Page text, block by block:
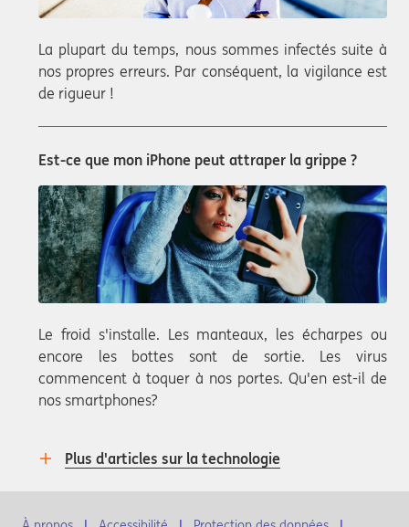
La plupart du temps, nous sommes infectés suite à
nos propres erreurs. Par conséquent, la vigilance est
de rigueur !
Est-ce que mon iPhone peut attraper la grippe ?
Le froid s'installe. Les manteaux, les écharpes ou
encore les bottes sont de sortie. Les virus
commencent à toquer à nos portes. Qu'en est-il de
nos smartphones?
Plus d'articles sur la technologie